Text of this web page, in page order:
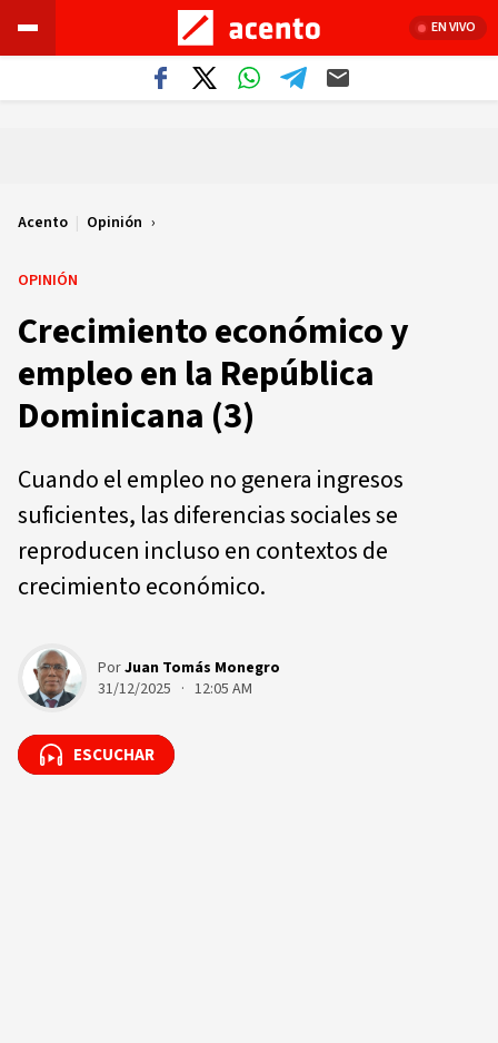
EN VIVO
Acento | Opinión
OPINIÓN
Crecimiento económico y
empleo en la República
Dominicana (3)
Cuando el empleo no genera ingresos
suficientes, las diferencias sociales se
reproducen incluso en contextos de
crecimiento económico.
PorJuan Tomás Monegro
31/12/2025 · 12:05 AM
ESCUCHAR
ESCUCHAR